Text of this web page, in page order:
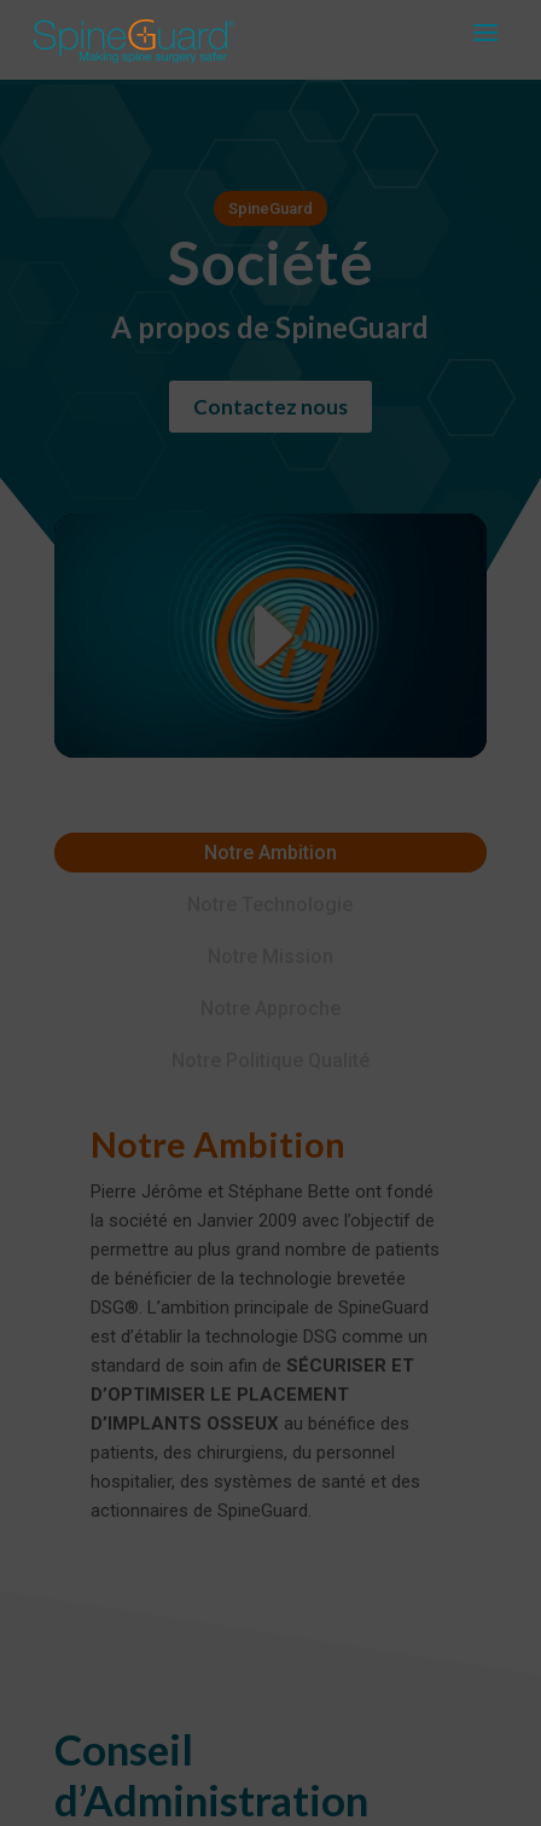
SpineGuard
Société
A propos de SpineGuard
Contactez nous
Notre Ambition
Notre Ambition
Pierre Jérôme et Stéphane Bette ont fondé
la société en Janvier 2009 avec l’objectif de
permettre au plus grand nombre de patients
de bénéficier de la technologie brevetée
DSG®. L’ambition principale de SpineGuard
est d’établir la technologie DSG comme un
standard de soin afin de SÉCURISER ET
D’OPTIMISER LE PLACEMENT
D’IMPLANTS OSSEUX au bénéfice des
patients, des chirurgiens, du personnel
hospitalier, des systèmes de santé et des
actionnaires de SpineGuard.
Conseil
d’Administration